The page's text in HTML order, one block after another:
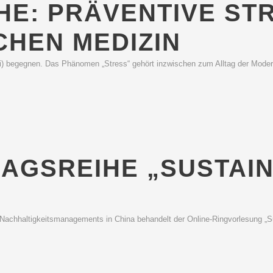
PRÄVENTIVE
MEDIZIN
begegnen. Das Phänomen „Stress“ gehört inzwischen zum Alltag der
in China behandelt der Online-Ringvorlesung